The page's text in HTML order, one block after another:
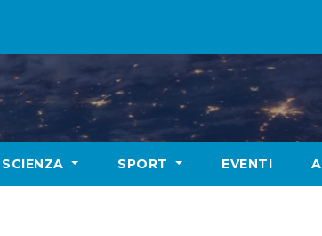
SPORT EVENTI